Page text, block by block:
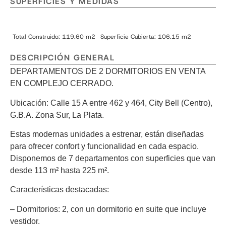
Total Construido: 119.60 m2 Superficie Cubierta: 106.15 m2
DESCRIPCIÓN GENERAL
DEPARTAMENTOS DE 2 DORMITORIOS EN VENTA
EN COMPLEJO CERRADO.
Ubicación: Calle 15 A entre 462 y 464, City Bell (Centro),
G.B.A. Zona Sur, La Plata.
Estas modernas unidades a estrenar, están diseñadas
para ofrecer confort y funcionalidad en cada espacio.
Disponemos de 7 departamentos con superficies que van
desde 113 m² hasta 225 m².
Características destacadas:
– Dormitorios: 2, con un dormitorio en suite que incluye
vestidor.